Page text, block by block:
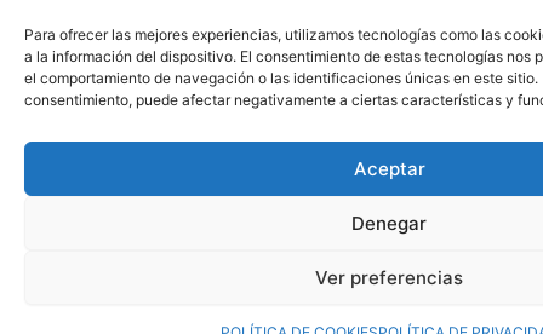
Para ofrecer las mejores experiencias, utilizamos tecnologías como las
a la información del dispositivo. El consentimiento de estas tecnologías nos
el comportamiento de navegación o las identificaciones únicas en este
consentimiento, puede afectar negativamente a ciertas características y
Aceptar
Denegar
Ver preferencias